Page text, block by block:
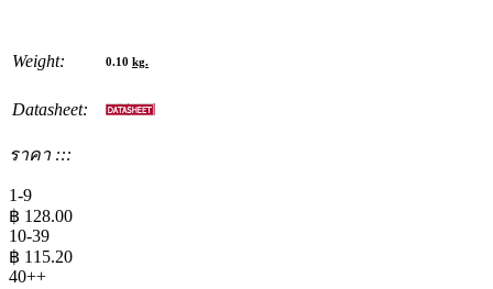
Weight: 0.10 kg.
Datasheet:
ราคา :::
1-9
฿ 128.00
10-39
฿ 115.20
40++